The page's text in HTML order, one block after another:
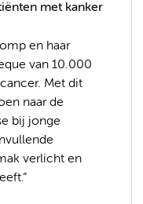
met kanker
en haar
van 10.000
Met dit
naar de
bij jonge
verlicht en